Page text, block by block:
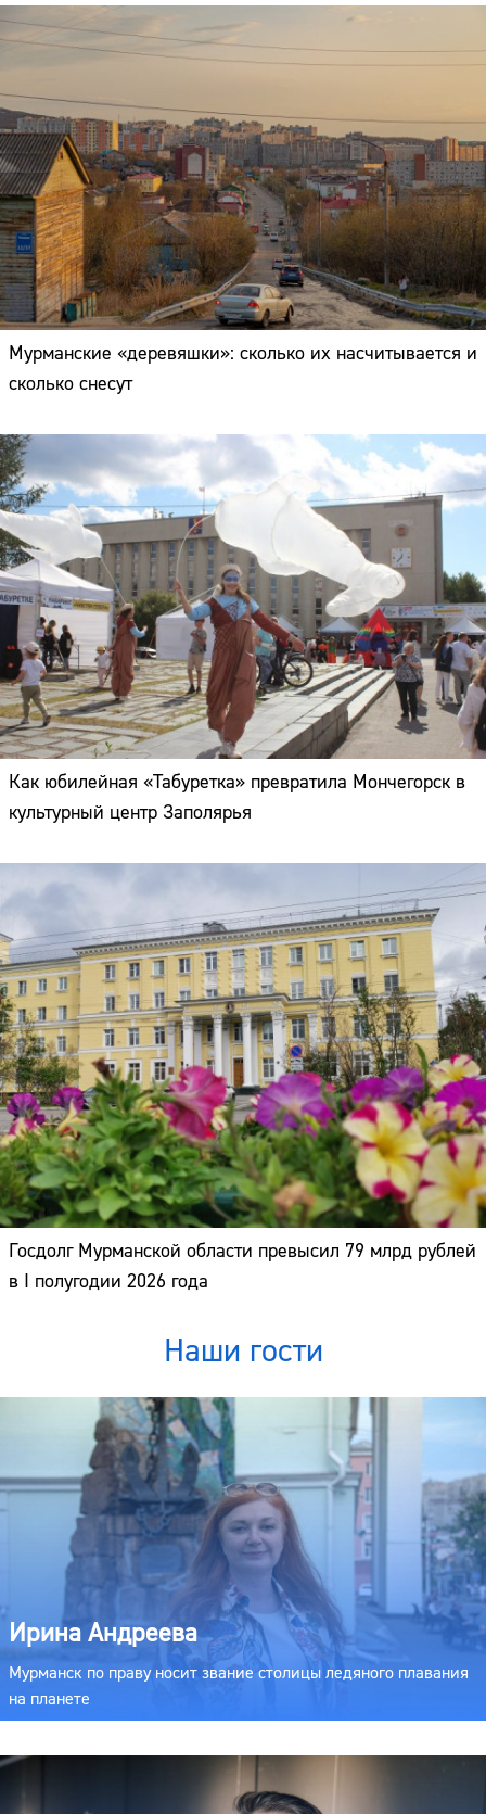
Мурманские «деревяшки»: сколько их насчитывается и
сколько снесут
Как юбилейная «Табуретка» превратила Мончегорск в
культурный центр Заполярья
Госдолг Мурманской области превысил 79 млрд рублей
в I полугодии 2026 года
Наши гости
Ирина Андреева
Мурманск по праву носит звание столицы ледяного плавания
на планете